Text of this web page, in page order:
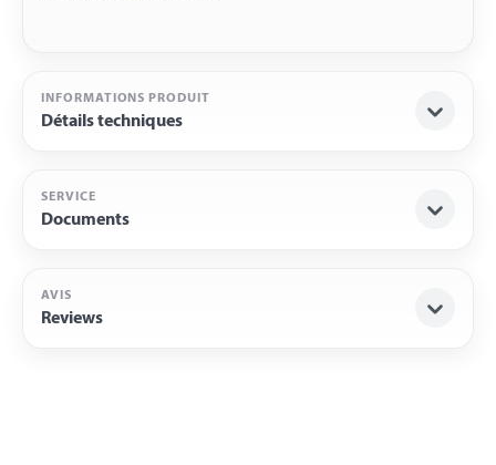
INFORMATIONS PRODUIT
Détails techniques
SERVICE
Documents
AVIS
Reviews